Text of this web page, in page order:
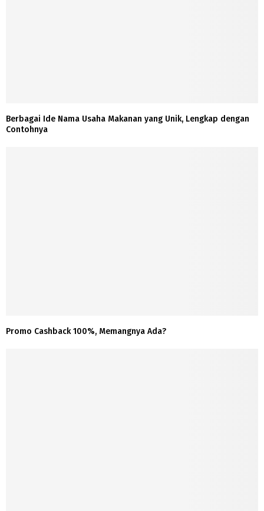
Berbagai Ide Nama Usaha Makanan yang Unik, Lengkap dengan
Contohnya
Promo Cashback 100%, Memangnya Ada?